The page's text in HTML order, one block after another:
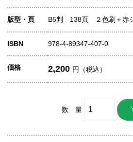
版型・頁 B5判 138頁 ２色刷＋赤シ
ISBN 978-4-89347-407-0
価格 2,200 円（税込）
数 量